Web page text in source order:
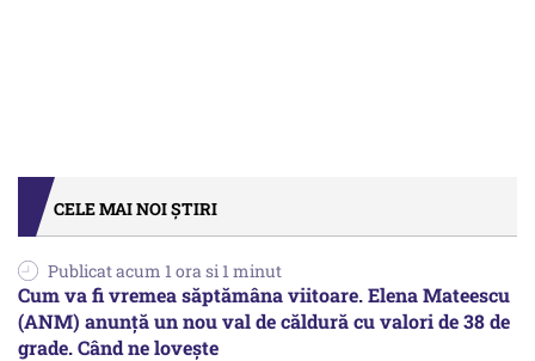
CELE MAI NOI ȘTIRI
Publicat acum 1 ora si 1 minut
Cum va fi vremea săptămâna viitoare. Elena Mateescu
(ANM) anunță un nou val de căldură cu valori de 38 de
grade. Când ne lovește